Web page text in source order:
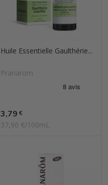
Huile Essentielle Gaulthérie...
Pranarom
Prix
3,79 €
37,90 €/100mL